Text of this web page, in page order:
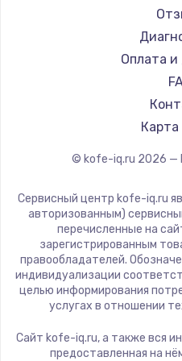
Ремонт
Ремонт
Ремонт
La
ROCKET
RED
Оплата и
Карта
© kofe-iq.ru 2026 —
Сервисный центр kofe-iq.ru
авторизованным)
перечисленные на
зарегистрированным
правообладателей.
индивидуализации
целью информирования
услугах в отношении
Сайт kofe-iq.ru, а также вся
предоставленная на